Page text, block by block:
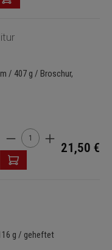
/ 407 g / Broschur,
Produkt Anzahl: Gib
21,50 €
g / geheftet